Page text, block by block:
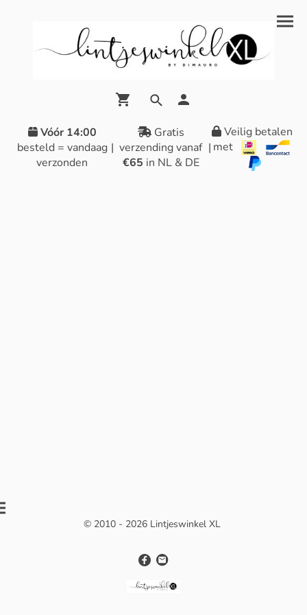
Vóór 14:00
besteld = vandaag
verzonden
|
Gratis
verzending vanaf
€65 in NL & DE
|
Veilig betalen
met
© 2010 - 2026 Lintjeswinkel XL